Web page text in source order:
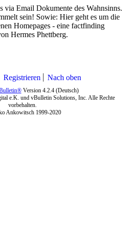
via Email Dokumente des Wahnsinns.
sein! Sowie: Hier geht es um die
Homepages - eine factfinding
Hermes Phettberg.
Registrieren Nach oben
Version 4.2.4 (Deutsch)
e.K. und vBulletin Solutions, Inc. Alle Rechte
vorbehalten.
Ankowitsch 1999-2020